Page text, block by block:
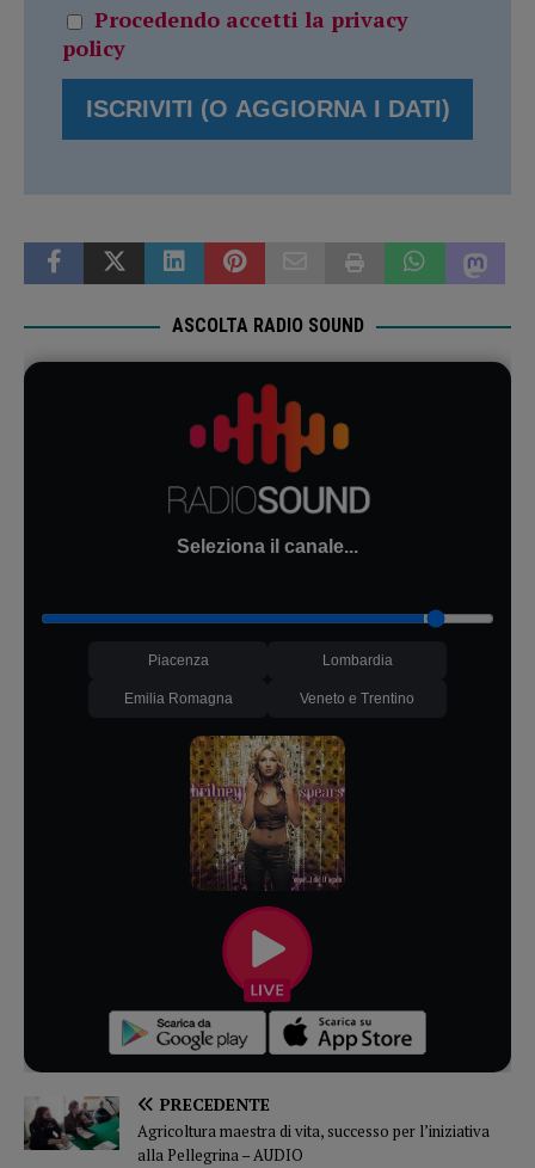
Procedendo accetti la privacy
policy
ASCOLTA RADIO SOUND
Seleziona il canale...
Piacenza Lombardia
Emilia Romagna Veneto e Trentino
PRECEDENTE
Agricoltura maestra di vita, successo per l’iniziativa
alla Pellegrina – AUDIO